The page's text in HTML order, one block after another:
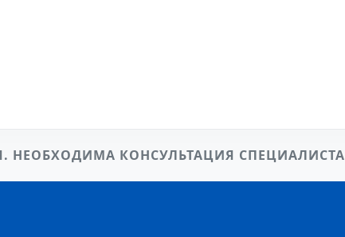
НЕОБХОДИМА КОНСУЛЬТАЦИЯ СПЕЦИАЛИСТА